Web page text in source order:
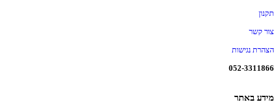
תקנון
צור קשר
הצהרת נגישות
052-3311866
מידע באתר